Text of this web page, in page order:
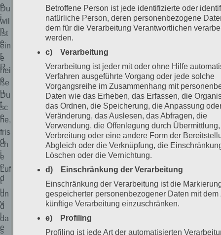
e
i
n
e
r
R
o
u
t
e
,
d
i
e
d
u
v
i
e
Du
wil
lst
ein
e
hei
ße
Du
sc
he,
fris
ch
e
Luf
t
un
d
da
s
Betroffene Person ist jede identifizierte oder
natürliche Person, deren personenbezogene
dem für die Verarbeitung Verantwortlichen
werden.
c) Verarbeitung
Verarbeitung ist jeder mit oder ohne Hilfe
Verfahren ausgeführte Vorgang oder jede solche
Vorgangsreihe im Zusammenhang mit
Daten wie das Erheben, das Erfassen, die
das Ordnen, die Speicherung, die Anpassung
Veränderung, das Auslesen, das Abfragen, die
Verwendung, die Offenlegung durch Übermittlung,
Verbreitung oder eine andere Form der
Abgleich oder die Verknüpfung, die
Löschen oder die Vernichtung.
d) Einschränkung der Verarbeitung
Einschränkung der Verarbeitung ist die
gespeicherter personenbezogener Daten mit dem
künftige Verarbeitung einzuschränken.
e) Profiling
Profiling ist jede Art der automatisierten